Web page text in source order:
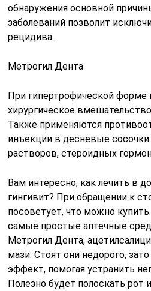
обнаружения основной
заболеваний позволит
рецидива.
Метрогил Дента
При гипертрофической
хирургическое
Также применяются
инъекции в десневые сосочки
растворов, стероидных
Вам интересно, как лечить в
гингивит? При обращении к
посоветует, что можно
самые простые аптечные
Метрогил Дента,
мази. Стоят они недорого,
эффект, помогая устранить
Полезно будет полоскать рот